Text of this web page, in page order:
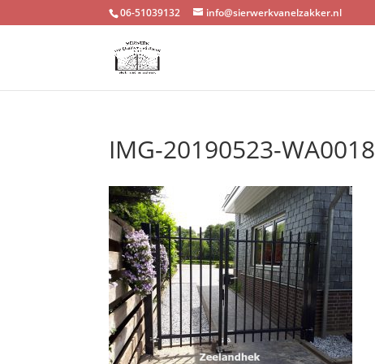
06-51039132 info@sierwerkvanelzakker.nl
IMG-20190523-WA0018